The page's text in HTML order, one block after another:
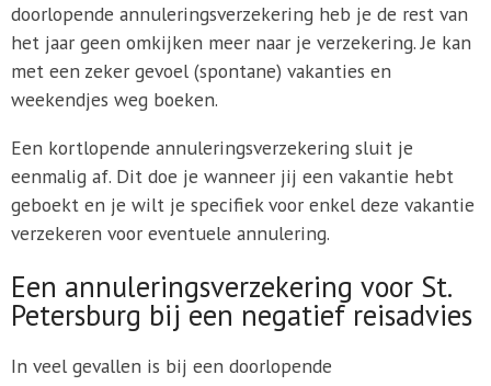
doorlopende annuleringsverzekering heb je de rest van
het jaar geen omkijken meer naar je verzekering. Je kan
met een zeker gevoel (spontane) vakanties en
weekendjes weg boeken.
Een kortlopende annuleringsverzekering sluit je
eenmalig af. Dit doe je wanneer jij een vakantie hebt
geboekt en je wilt je specifiek voor enkel deze vakantie
verzekeren voor eventuele annulering.
Een annuleringsverzekering voor St.
Petersburg bij een negatief reisadvies
In veel gevallen is bij een doorlopende